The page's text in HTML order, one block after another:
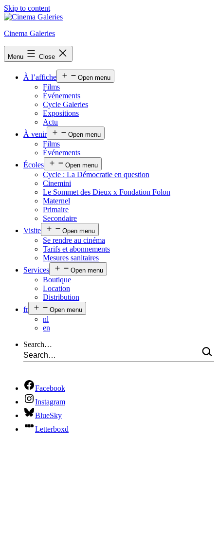
Skip to content
Cinema Galeries
Menu Close
À l’affiche Open menu
Films
Événements
Cycle Galeries
Expositions
Actu
À venir
Open menu
Films
Événements
Écoles
Open menu
Cycle : La Démocratie en question
Cinemini
Le Sommet des Dieux x Fondation Folon
Maternel
Primaire
Secondaire
Visite
Open menu
Se rendre au cinéma
Tarifs et abonnements
Mesures sanitaires
Services
Open menu
Boutique
Location
Distribution
fr
Open menu
nl
en
Search…
Facebook
Instagram
BlueSky
Letterboxd